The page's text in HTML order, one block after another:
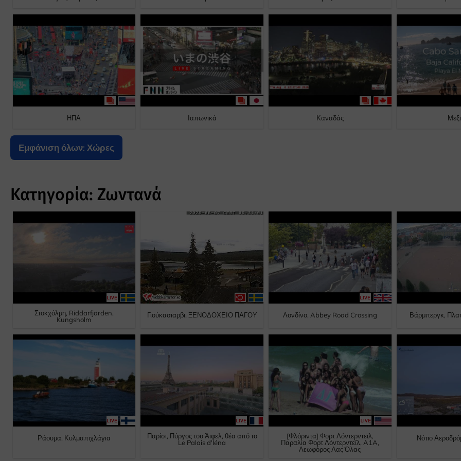
ΗΠΑ Ιαπωνικά Καναδάς
Εμφάνιση όλων: Χώρες
Κατηγορία: Ζωντανά
Στοκχόλμη, Riddarfjärden,
Kungsholm
Γιούκασιαρβι, ΞΕΝΟΔΟΧΕΙΟ ΠΑΓΟΥ Λονδίνο, Abbey Road Crossing Βάρμπεργκ,
Ράουμα, Κυλμαπιχλάγια
Παρίσι, Πύργος του Άιφελ, θέα από το
Le Palais d'Iéna
[Φλόριντα] Φορτ Λόντερντεϊλ,
Παραλία Φορτ Λόντερντεϊλ, A1A,
Λεωφόρος Λας Όλας
Νότιο